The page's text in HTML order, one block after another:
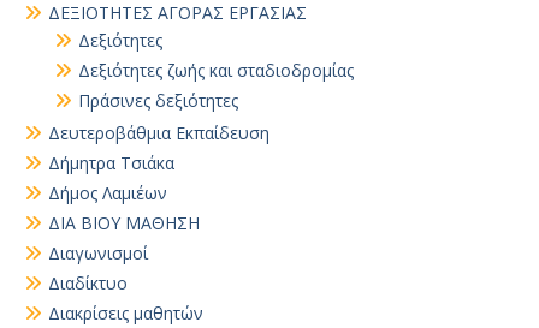
ΔΕΞΙΟΤΗΤΕΣ ΑΓΟΡΑΣ ΕΡΓΑΣΙΑΣ
Δεξιότητες
Δεξιότητες ζωής και σταδιοδρομίας
Πράσινες δεξιότητες
Δευτεροβάθμια Εκπαίδευση
Δήμητρα Τσιάκα
Δήμος Λαμιέων
ΔΙΑ ΒΙΟΥ ΜΑΘΗΣΗ
Διαγωνισμοί
Διαδίκτυο
Διακρίσεις μαθητών